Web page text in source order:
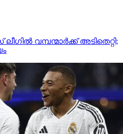
വമ്പന്മാര്‍ക്ക് അടിതെറ്റി;